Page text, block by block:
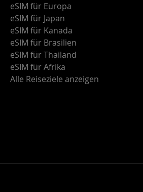
eSIM für Europa
eSIM für Japan
eSIM für Kanada
eSIM für Brasilien
eSIM für Thailand
eSIM für Afrika
Alle Reiseziele anzeigen